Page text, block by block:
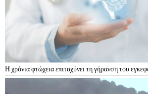
Η χρόνια φτώχεια επιταχύνει τη γήρανση του